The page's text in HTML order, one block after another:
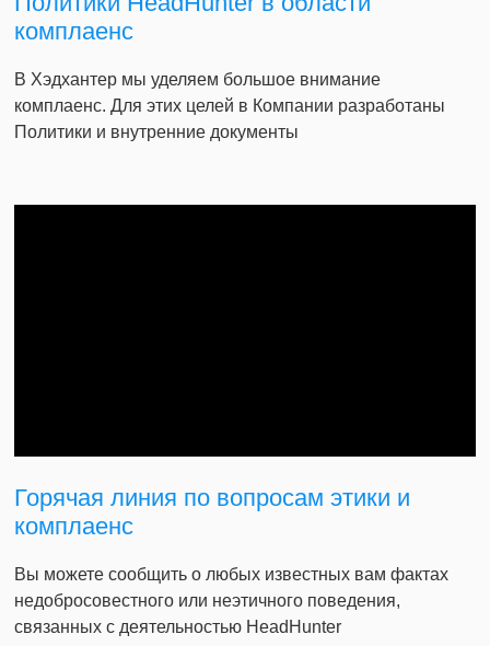
комплаенс
В Хэдхантер мы уделяем большое внимание
комплаенс. Для этих целей в Компании разработаны
Политики и внутренние документы
Горячая линия по вопросам этики и
комплаенс
Вы можете сообщить о любых известных вам фактах
недобросовестного или неэтичного поведения,
связанных с деятельностью HeadHunter